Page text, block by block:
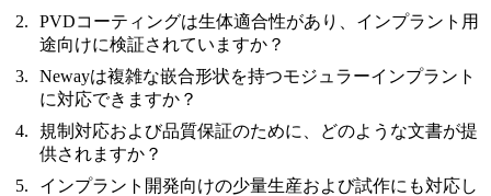
PVDコーティングは生体適合性があり、インプラント用
途向けに検証されていますか？
Newayは複雑な嵌合形状を持つモジュラーインプラント
に対応できますか？
規制対応および品質保証のために、どのような文書が提
供されますか？
インプラント開発向けの少量生産および試作にも対応し